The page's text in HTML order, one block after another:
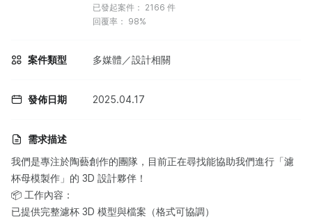
已發起案件： 2166 件
回覆率： 98%
案件類型 多媒體／設計相關
發佈日期 2025.04.17
需求描述
我們是專注於陶藝創作的團隊，目前正在尋找能協助我們進行「濾
杯母模製作」的 3D 設計夥伴！
📦 工作內容：
已提供完整濾杯 3D 模型與檔案（格式可協調）